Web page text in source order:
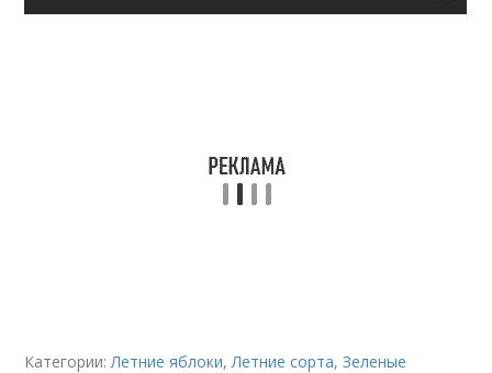
Категории: Летние яблоки, Летние сорта,Зеленые